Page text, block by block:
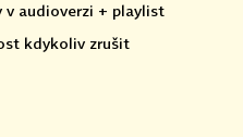
v audioverzi + playlist
kdykoliv zrušit